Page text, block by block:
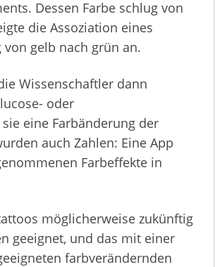
Dessen Farbe schlug von
die Assoziation eines
gelb nach grün an.
Wissenschaftler dann
oder
eine Farbänderung der
auch Zahlen: Eine App
Farbeffekte in
möglicherweise zukünftig
geeignet, und das mit einer
farbverändernden